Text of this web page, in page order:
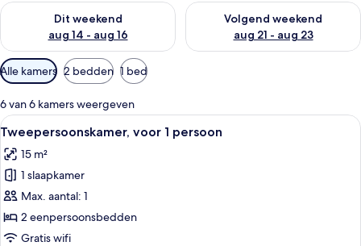
Dit weekend
aug 14 - aug 16
De beschikbaarheid controleren voor dit weekend aug 14 -
Volgend weekend
aug 21 - aug 23
De beschikbaarheid
Beschikbare
filters
voor
kamers
Alle kamers 2 bedden 1 bed
6 van 6 kamers weergeven
Alle
foto's
voor
Tweepersoonskamer,
voor
1
persoon
Een hotelkamer met een
6
Tweepersoonskamer, voor 1 persoon
15 m²
1 slaapkamer
Max. aantal: 1
2 eenpersoonsbedden
Gratis wifi